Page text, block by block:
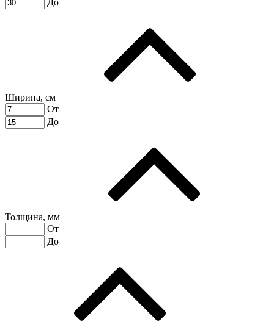
Ширина, см
От
До
Толщина, мм
От
До